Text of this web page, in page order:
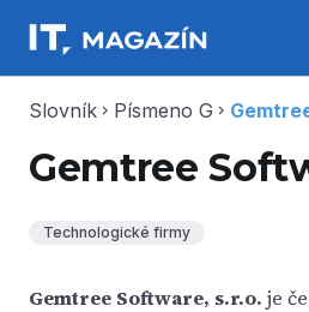
Slovník chevron_right Písmeno G chevron_right
Gemtree
Technologické firmy
Gemtree Software, s.r.o. je